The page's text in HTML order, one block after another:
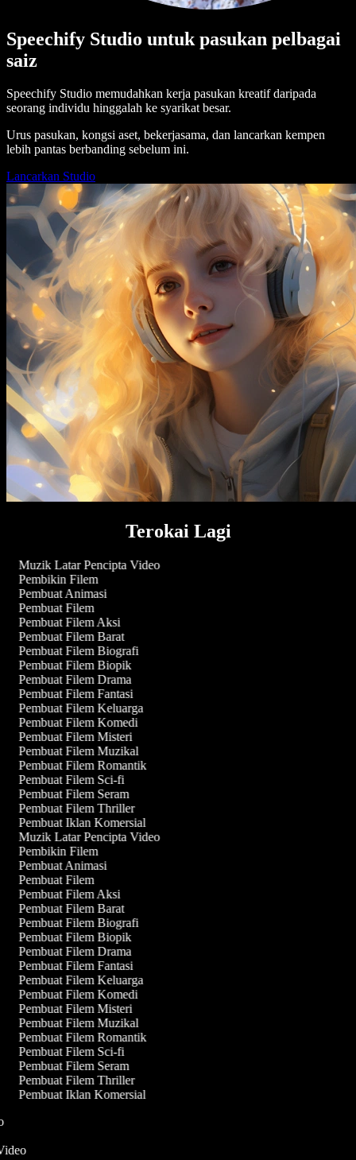
Speechify Studio untuk pasukan pelbagai
saiz
Speechify Studio memudahkan kerja pasukan kreatif daripada
seorang individu hinggalah ke syarikat besar.
Urus pasukan, kongsi aset, bekerjasama, dan lancarkan kempen
lebih pantas berbanding sebelum ini.
Lancarkan Studio
Terokai Lagi
Muzik Latar Pencipta Video
Pembikin Filem
Pembuat Animasi
Pembuat Filem
Pembuat Filem Aksi
Pembuat Filem Barat
Pembuat Filem Biografi
Pembuat Filem Biopik
Pembuat Filem Drama
Pembuat Filem Fantasi
Pembuat Filem Keluarga
Pembuat Filem Komedi
Pembuat Filem Misteri
Pembuat Filem Muzikal
Pembuat Filem Romantik
Pembuat Filem Sci-fi
Pembuat Filem Seram
Pembuat Filem Thriller
Pembuat Iklan Komersial
Muzik Latar Pencipta Video
Pembikin Filem
Pembuat Animasi
Pembuat Filem
Pembuat Filem Aksi
Pembuat Filem Barat
Pembuat Filem Biografi
Pembuat Filem Biopik
Pembuat Filem Drama
Pembuat Filem Fantasi
Pembuat Filem Keluarga
Pembuat Filem Komedi
Pembuat Filem Misteri
Pembuat Filem Muzikal
Pembuat Filem Romantik
Pembuat Filem Sci-fi
Pembuat Filem Seram
Pembuat Filem Thriller
Pembuat Iklan Komersial